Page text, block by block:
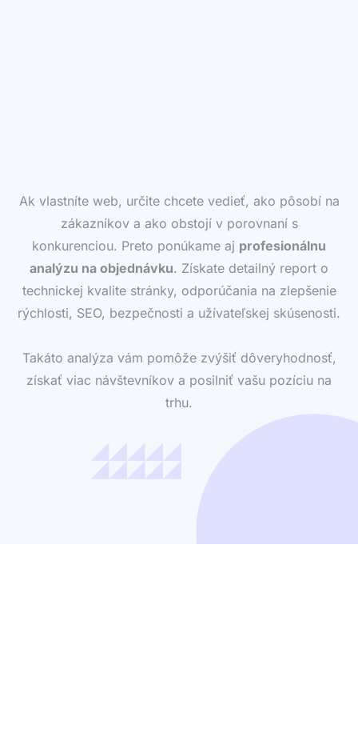
Ak vlastníte web, určite chcete vedieť, ako pôsobí na
zákazníkov a ako obstojí v porovnaní s
konkurenciou. Preto ponúkame aj profesionálnu
analýzu na objednávku. Získate detailný report o
technickej kvalite stránky, odporúčania na zlepšenie
rýchlosti, SEO, bezpečnosti a užívateľskej skúsenosti.
Takáto analýza vám pomôže zvýšiť dôveryhodnosť,
získať viac návštevníkov a posilniť vašu pozíciu na
trhu.